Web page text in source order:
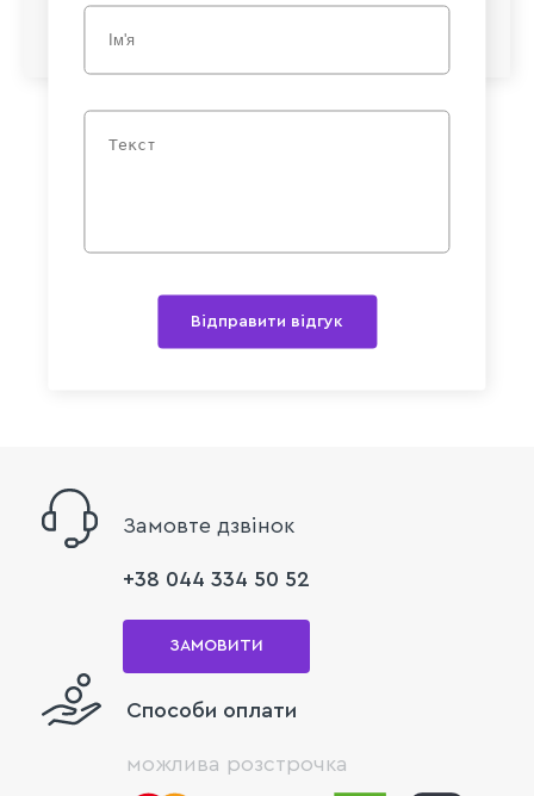
Відправити відгук
Замовте дзвінок
+38 044 334 50 52
ЗАМОВИТИ
Способи оплати
можлива розстрочка